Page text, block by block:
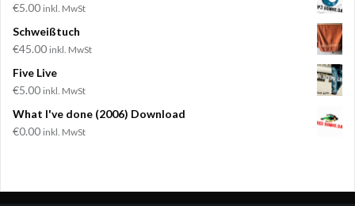
€5.00 inkl. MwSt
Schweißtuch
€45.00 inkl. MwSt
Five Live
€5.00 inkl. MwSt
What I've done (2006) Download
€0.00 inkl. MwSt